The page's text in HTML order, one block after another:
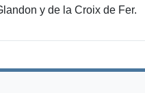
y de la Croix de Fer.